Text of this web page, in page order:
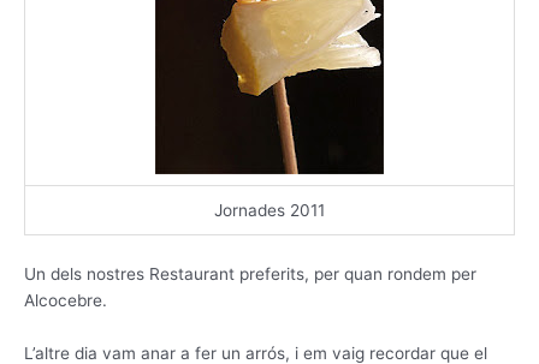
Jornades 2011
Un dels nostres Restaurant preferits, per quan rondem per
Alcocebre.
L’altre dia vam anar a fer un arrós, i em vaig recordar que el